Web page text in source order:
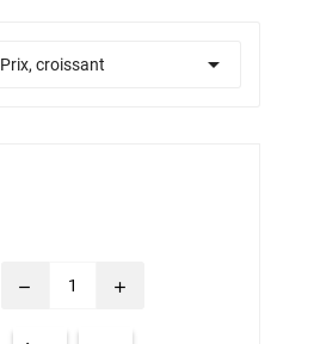
Prix, croissant 
remove add